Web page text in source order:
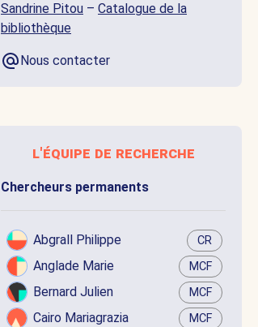
Sandrine Pitou – Catalogue de la
bibliothèque
Nous contacter
l'équipe de recherche
Chercheurs permanents
Abgrall Philippe CR
Anglade Marie MCF
Bernard Julien MCF
Cairo Mariagrazia MCF